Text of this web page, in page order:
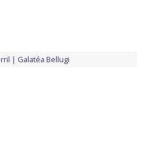
Galatéa Bellugi